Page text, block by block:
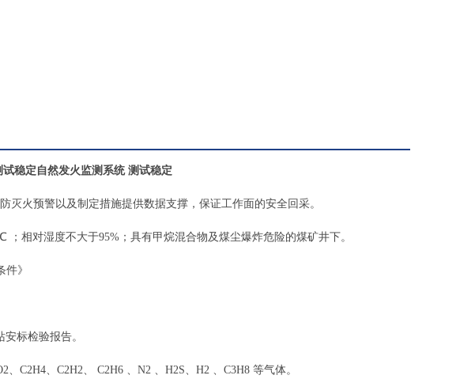
试稳定自然发火监测系统 测试稳定
灭火预警以及制定措施提供数据支撑，保证工作面的安全回采。
；相对湿度不大于95%；具有甲烷混合物及煤尘爆炸危险的煤矿井下。
》
标检验报告。
C2H4、C2H2、 C2H6 、N2 、H2S、H2 、C3H8 等气体。